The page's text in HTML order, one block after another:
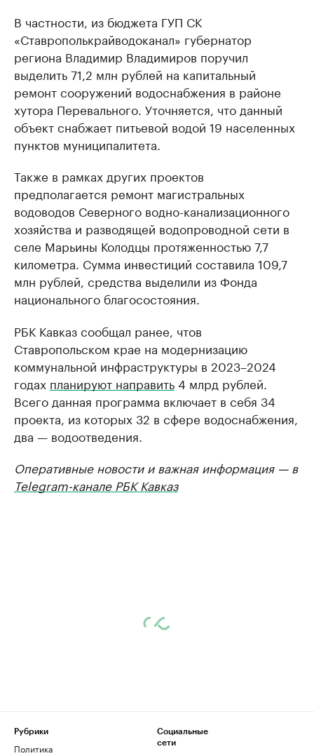
В частности, из бюджета ГУП СК
«Ставрополькрайводоканал» губернатор
региона Владимир Владимиров поручил
выделить 71,2 млн рублей на капитальный
ремонт сооружений водоснабжения в районе
хутора Перевального. Уточняется, что данный
объект снабжает питьевой водой 19 населенных
пунктов муниципалитета.
Также в рамках других проектов
предполагается ремонт магистральных
водоводов Северного водно-канализационного
хозяйства и разводящей водопроводной сети в
селе Марьины Колодцы протяженностью 7,7
километра. Сумма инвестиций составила 109,7
млн рублей, средства выделили из Фонда
национального благосостояния.
РБК Кавказ сообщал ранее, чтов
Ставропольском крае на модернизацию
коммунальной инфраструктуры в 2023–2024
годах планируют направить4 млрд рублей.
Всего данная программа включает в себя 34
проекта, из которых 32 в сфере водоснабжения,
два — водоотведения.
Оперативные новости и важная информация — в
Telegram-канале РБК Кавказ
Рубрики
Политика
Социальные
сети